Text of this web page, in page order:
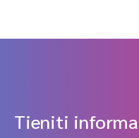
Tieniti